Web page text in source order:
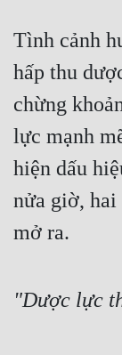
Tình cảnh
hấp thu
chừng
lực mạnh
hiện dấu
nửa giờ,
mở ra.
"Dược lực